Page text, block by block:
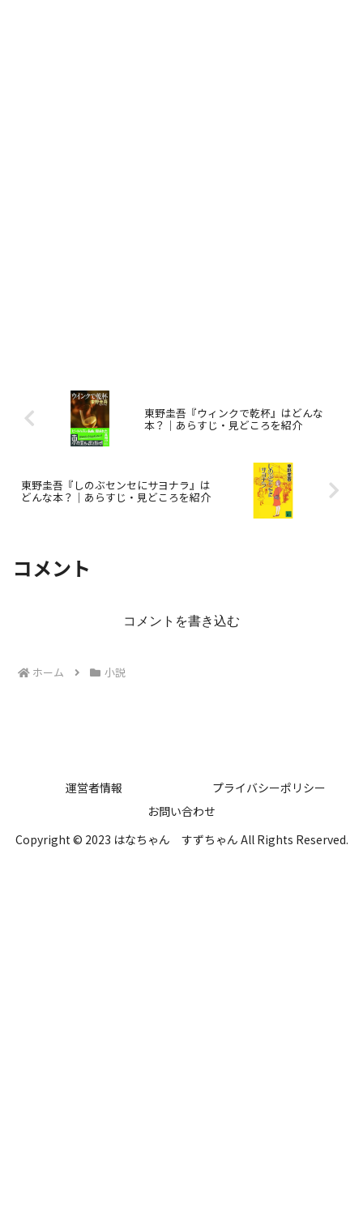
東野圭吾『ウィンクで乾杯』はどんな
本？｜あらすじ・見どころを紹介
東野圭吾『しのぶセンセにサヨナラ』は
どんな本？｜あらすじ・見どころを紹介
コメント
コメントを書き込む
ホーム 小説
運営者情報
プライバシーポリシー
お問い合わせ
Copyright © 2023 はなちゃん すずちゃん All Rights Reserved.